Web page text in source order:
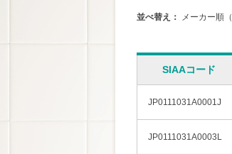
並べ替え： メーカー順（
SIAAコード
JP0111031A0001J
JP0111031A0003L